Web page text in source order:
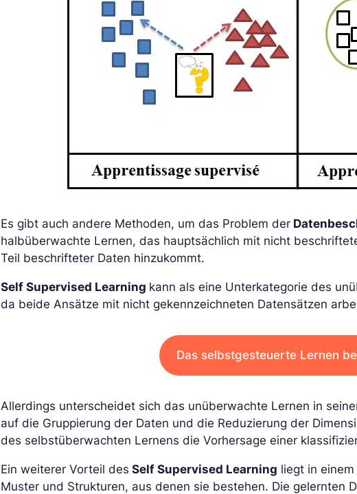
Es gibt auch andere Methoden, um das Problem der
halbüberwachte Lernen, das hauptsächlich mit nicht
Teil beschrifteter Daten hinzukommt.
Self Supervised Learning kann als eine Unterkategorie des
da beide Ansätze mit nicht gekennzeichneten Datensätzen
Das selbstgesteuerte Lernen
Allerdings unterscheidet sich das unüberwachte Lernen in
auf die Gruppierung der Daten und die Reduzierung der
des selbstüberwachten Lernens die Vorhersage einer
Ein weiterer Vorteil des Self Supervised Learning liegt in
Muster und Strukturen, aus denen sie bestehen. Die gelernten